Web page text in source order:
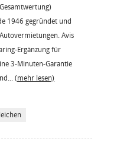
1946 gegründet und
Avis
Ergänzung für
3-Minuten-Garantie
(mehr lesen)